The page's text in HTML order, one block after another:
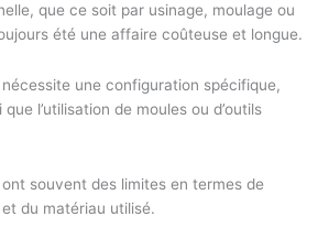
que ce soit par usinage, moulage ou
été une affaire coûteuse et longue.
une configuration spécifique,
l’utilisation de moules ou d’outils
souvent des limites en termes de
du matériau utilisé.